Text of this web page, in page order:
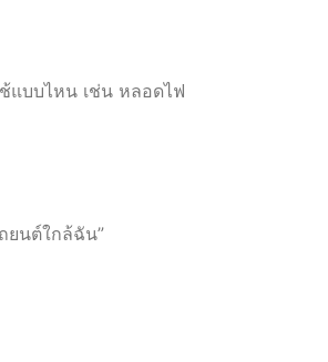
แบบไหน เช่น หลอดไฟ
ยนต์ใกล้ฉัน”